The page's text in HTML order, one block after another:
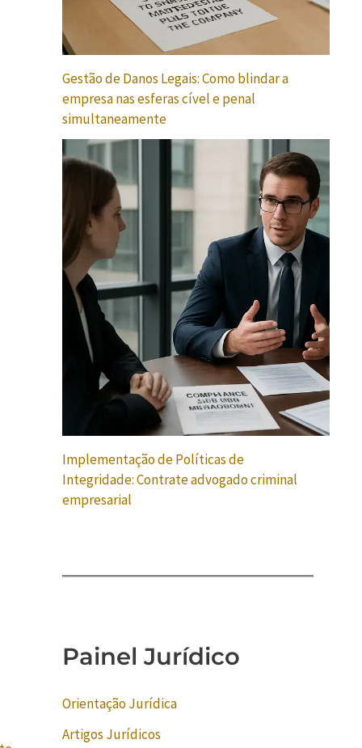
Gestão de Danos Legais: Como blindar a
empresa nas esferas cível e penal
simultaneamente
Implementação de Políticas de
Integridade: Contrate advogado criminal
empresarial
Painel Jurídico
Orientação Jurídica
Artigos Jurídicos